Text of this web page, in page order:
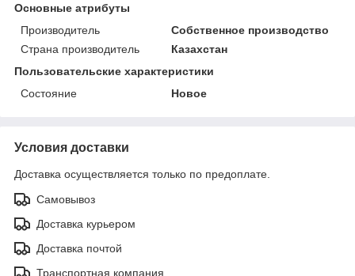
Основные атрибуты
Производитель
Собственное производство
Страна производитель
Казахстан
Пользовательские характеристики
Состояние
Новое
Условия доставки
Доставка осуществляется только по предоплате.
Самовывоз
Доставка курьером
Доставка почтой
Транспортная компания